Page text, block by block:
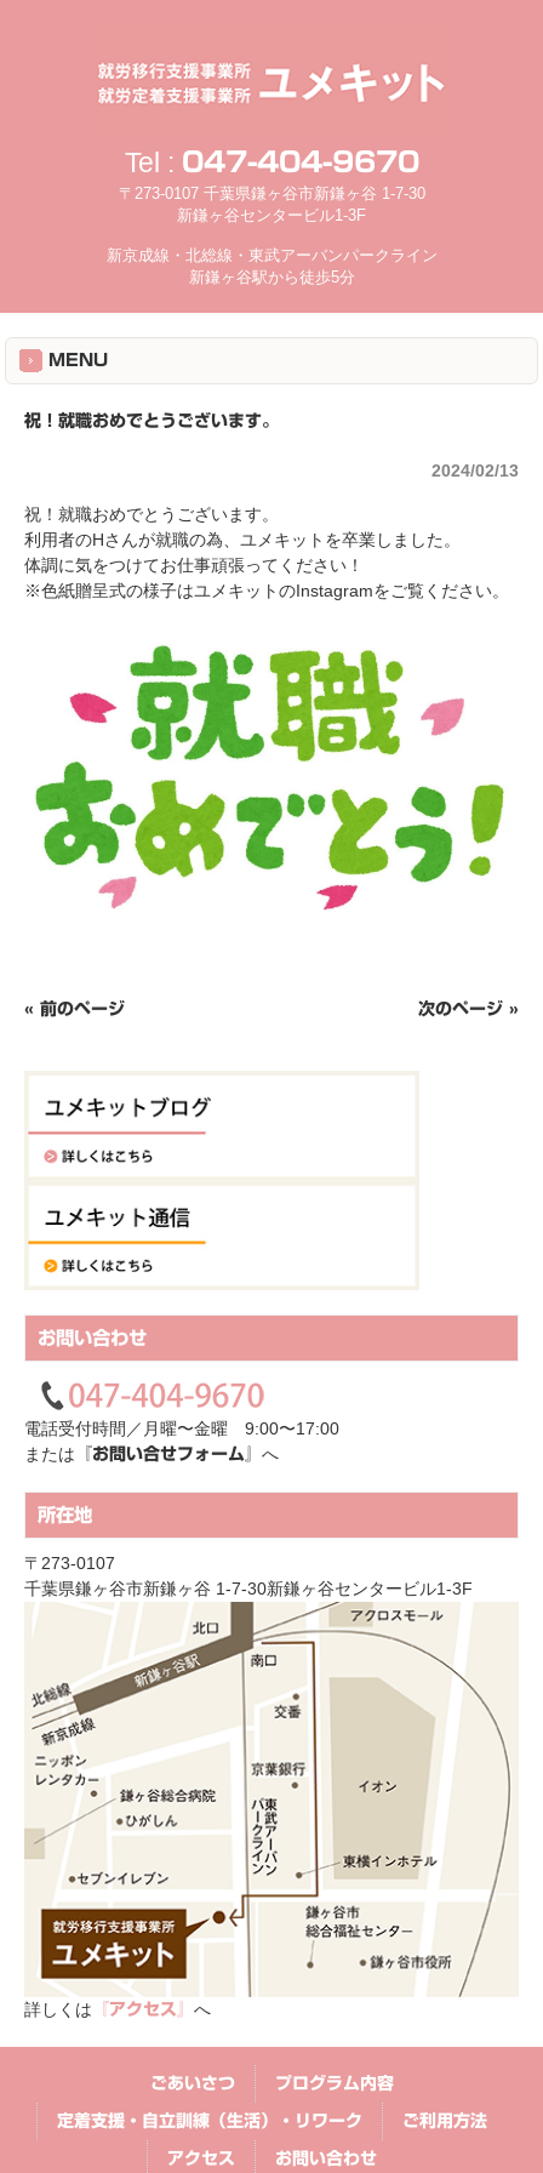
Tel : 047-404-9670
〒273-0107 千葉県鎌ヶ谷市新鎌ヶ谷 1-7-30
新鎌ヶ谷センタービル1-3F
新京成線・北総線・東武アーバンパークライン
新鎌ヶ谷駅から徒歩5分
MENU
祝！就職おめでとうございます。
2024/02/13
祝！就職おめでとうございます。
利用者のHさんが就職の為、ユメキットを卒業しました。
体調に気をつけてお仕事頑張ってください！
※色紙贈呈式の様子はユメキットのInstagramをご覧ください。
« 前のページ 次のページ »
お問い合わせ
電話受付時間／月曜〜金曜 9:00〜17:00
または 『お問い合せフォーム』 へ
所在地
〒273-0107
千葉県鎌ヶ谷市新鎌ヶ谷 1-7-30新鎌ヶ谷センタービル1-3F
詳しくは 『アクセス』 へ
ごあいさつ プログラム内容
定着支援・自立訓練（生活）・リワーク ご利用方法
アクセス お問い合わせ